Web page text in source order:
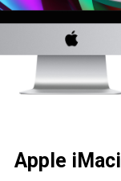
Apple